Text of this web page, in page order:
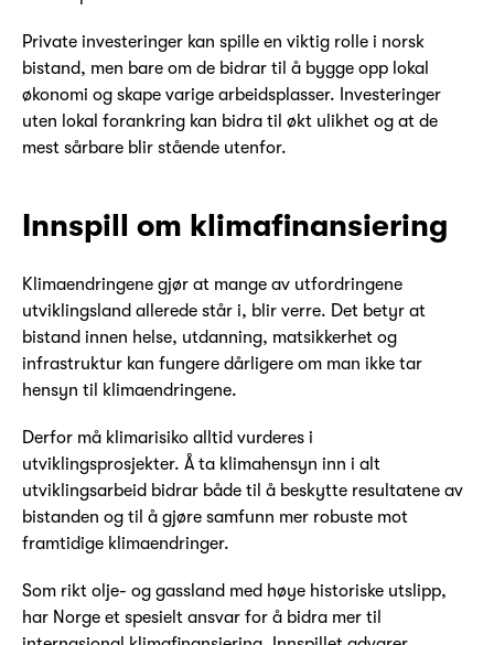
Private investeringer kan spille en viktig rolle i norsk
bistand, men bare om de bidrar til å bygge opp lokal
økonomi og skape varige arbeidsplasser. Investeringer
uten lokal forankring kan bidra til økt ulikhet og at de
mest sårbare blir stående utenfor.
Innspill om klimafinansiering
Klimaendringene gjør at mange av utfordringene
utviklingsland allerede står i, blir verre. Det betyr at
bistand innen helse, utdanning, matsikkerhet og
infrastruktur kan fungere dårligere om man ikke tar
hensyn til klimaendringene.
Derfor må klimarisiko alltid vurderes i
utviklingsprosjekter. Å ta klimahensyn inn i alt
utviklingsarbeid bidrar både til å beskytte resultatene av
bistanden og til å gjøre samfunn mer robuste mot
framtidige klimaendringer.
Som rikt olje- og gassland med høye historiske utslipp,
har Norge et spesielt ansvar for å bidra mer til